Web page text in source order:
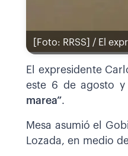
[Foto: RRSS] / El
El expresidente
este 6 de agosto y
marea”.
Mesa asumió el
Lozada, en medio